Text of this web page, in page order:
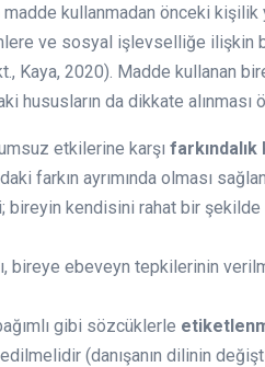
kullanmadan önceki kişilik
ve sosyal işlevselliğe ilişkin
Kaya, 2020). Madde kullanan
hususların da dikkate
etkilerine karşı farkındalık
farkın ayrımında olması
bireyin kendisini rahat bir
bireye ebeveyn tepkilerinin
gibi sözcüklerle
(danışanın dilinin